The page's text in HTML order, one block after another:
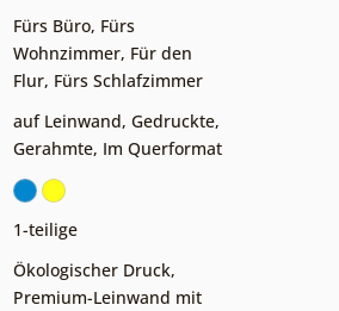
Fürs Büro, Fürs
Wohnzimmer, Für den
Flur, Fürs Schlafzimmer
auf Leinwand, Gedruckte,
Gerahmte, Im Querformat
1-teilige
Ökologischer Druck,
Premium-Leinwand mit